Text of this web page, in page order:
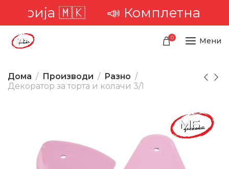
🇲🇰📣 Комплетна
0 Мени
Дома Производи
Разно
Декоратор за торта и колачи 3/1